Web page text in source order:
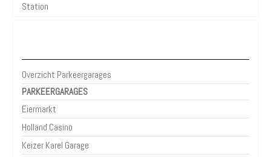
Station
Overzicht Parkeergarages
PARKEERGARAGES
Eiermarkt
Holland Casino
Keizer Karel Garage